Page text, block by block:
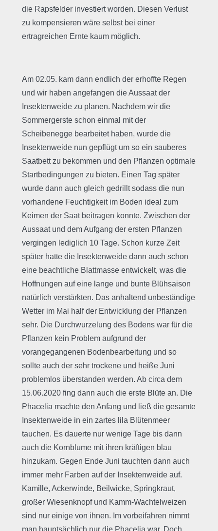
die Rapsfelder investiert worden. Diesen Verlust
zu kompensieren wäre selbst bei einer
ertragreichen Ernte kaum möglich.
Am 02.05. kam dann endlich der erhoffte Regen
und wir haben angefangen die Aussaat der
Insektenweide zu planen. Nachdem wir die
Sommergerste schon einmal mit der
Scheibenegge bearbeitet haben, wurde die
Insektenweide nun gepflügt um so ein sauberes
Saatbett zu bekommen und den Pflanzen optimale
Startbedingungen zu bieten. Einen Tag später
wurde dann auch gleich gedrillt sodass die nun
vorhandene Feuchtigkeit im Boden ideal zum
Keimen der Saat beitragen konnte. Zwischen der
Aussaat und dem Aufgang der ersten Pflanzen
vergingen lediglich 10 Tage. Schon kurze Zeit
später hatte die Insektenweide dann auch schon
eine beachtliche Blattmasse entwickelt, was die
Hoffnungen auf eine lange und bunte Blühsaison
natürlich verstärkten. Das anhaltend unbeständige
Wetter im Mai half der Entwicklung der Pflanzen
sehr. Die Durchwurzelung des Bodens war für die
Pflanzen kein Problem aufgrund der
vorangegangenen Bodenbearbeitung und so
sollte auch der sehr trockene und heiße Juni
problemlos überstanden werden. Ab circa dem
15.06.2020 fing dann auch die erste Blüte an. Die
Phacelia machte den Anfang und ließ die gesamte
Insektenweide in ein zartes lila Blütenmeer
tauchen. Es dauerte nur wenige Tage bis dann
auch die Kornblume mit ihren kräftigen blau
hinzukam. Gegen Ende Juni tauchten dann auch
immer mehr Farben auf der Insektenweide auf.
Kamille, Ackerwinde, Beilwicke, Springkraut,
großer Wiesenknopf und Kamm-Wachtelweizen
sind nur einige von ihnen. Im vorbeifahren nimmt
man hauptsächlich nur die Phacelia war. Doch